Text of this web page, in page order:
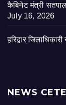
कैबिनेट मंत्री सतपाल
July 16, 2026
हरिद्वार
NEWS